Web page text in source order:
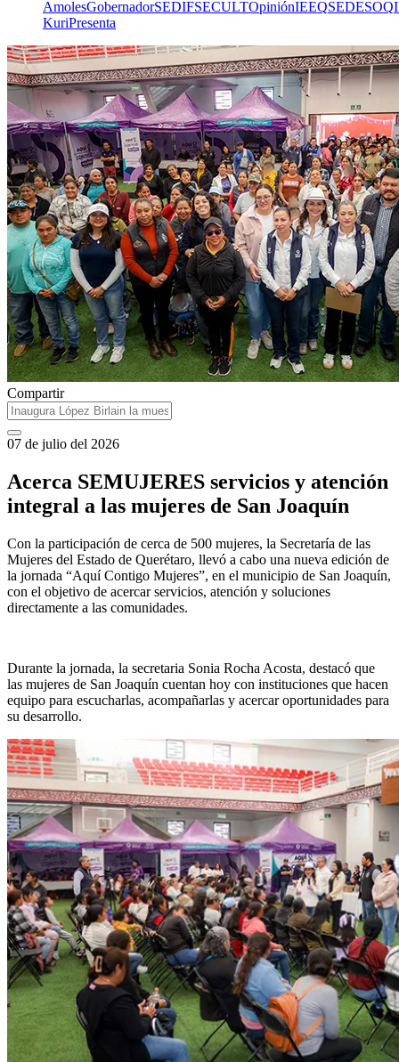
AmolesGobernadorSEDIFSECULTOpiniónIEEQSEDESOQ
KuriPresenta
Compartir
07 de julio del 2026
Acerca SEMUJERES servicios y atención
integral a las mujeres de San Joaquín
Con la participación de cerca de 500 mujeres, la Secretaría de las
Mujeres del Estado de Querétaro, llevó a cabo una nueva edición de
la jornada “Aquí Contigo Mujeres”, en el municipio de San Joaquín,
con el objetivo de acercar servicios, atención y soluciones
directamente a las comunidades.
Durante la jornada, la secretaria Sonia Rocha Acosta, destacó que
las mujeres de San Joaquín cuentan hoy con instituciones que hacen
equipo para escucharlas, acompañarlas y acercar oportunidades para
su desarrollo.